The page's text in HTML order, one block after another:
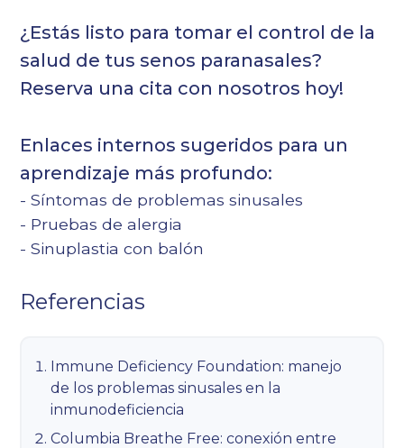
¿Estás listo para tomar el control de la
salud de tus senos paranasales?
Reserva una cita con nosotros hoy!
Enlaces internos sugeridos para un
aprendizaje más profundo:
-Síntomas de problemas sinusales
- Pruebas de alergia
-Sinuplastia con balón
Referencias
Immune Deficiency Foundation: manejo
de los problemas sinusales en la
inmunodeficiencia
Columbia Breathe Free: conexión entre